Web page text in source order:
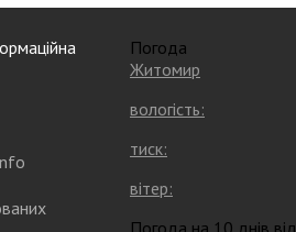
Погода
Житомир
вологість:
тиск:
вітер:
Погода на 10 днів від